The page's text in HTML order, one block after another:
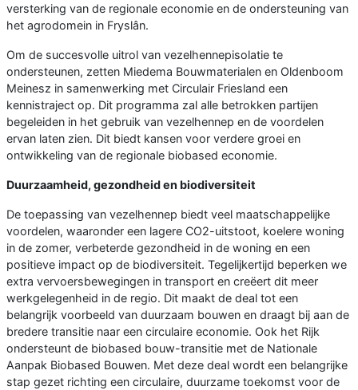
versterking van de regionale economie en de ondersteuning van
het agrodomein in Fryslân.
Om de succesvolle uitrol van vezelhennepisolatie te
ondersteunen, zetten Miedema Bouwmaterialen en Oldenboom
Meinesz in samenwerking met Circulair Friesland een
kennistraject op. Dit programma zal alle betrokken partijen
begeleiden in het gebruik van vezelhennep en de voordelen
ervan laten zien. Dit biedt kansen voor verdere groei en
ontwikkeling van de regionale biobased economie.
Duurzaamheid, gezondheid en biodiversiteit
De toepassing van vezelhennep biedt veel maatschappelijke
voordelen, waaronder een lagere CO2-uitstoot, koelere woning
in de zomer, verbeterde gezondheid in de woning en een
positieve impact op de biodiversiteit. Tegelijkertijd beperken we
extra vervoersbewegingen in transport en creëert dit meer
werkgelegenheid in de regio. Dit maakt de deal tot een
belangrijk voorbeeld van duurzaam bouwen en draagt bij aan de
bredere transitie naar een circulaire economie. Ook het Rijk
ondersteunt de biobased bouw-transitie met de Nationale
Aanpak Biobased Bouwen. Met deze deal wordt een belangrijke
stap gezet richting een circulaire, duurzame toekomst voor de